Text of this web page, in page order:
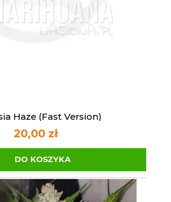
Haze (Fast Version)
20,00 zł
DO KOSZYKA